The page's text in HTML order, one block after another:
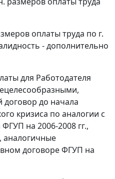
оплаты труда по г.
- дополнительно
для Работодателя
до начала
кризиса по аналогии с
на 2006-2008 гг.,
договоре ФГУП на